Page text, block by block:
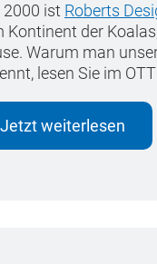
2000 ist Roberts
Kontinent der
Warum man
lesen Sie im
Jetzt weiterlesen